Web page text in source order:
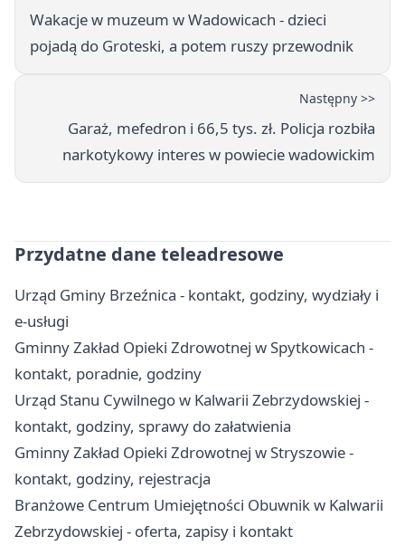
Wakacje w muzeum w Wadowicach - dzieci
pojadą do Groteski, a potem ruszy przewodnik
Następny >>
Garaż, mefedron i 66,5 tys. zł. Policja rozbiła
narkotykowy interes w powiecie wadowickim
Przydatne dane teleadresowe
Urząd Gminy Brzeźnica - kontakt, godziny, wydziały i
e-usługi
Gminny Zakład Opieki Zdrowotnej w Spytkowicach -
kontakt, poradnie, godziny
Urząd Stanu Cywilnego w Kalwarii Zebrzydowskiej -
kontakt, godziny, sprawy do załatwienia
Gminny Zakład Opieki Zdrowotnej w Stryszowie -
kontakt, godziny, rejestracja
Branżowe Centrum Umiejętności Obuwnik w Kalwarii
Zebrzydowskiej - oferta, zapisy i kontakt